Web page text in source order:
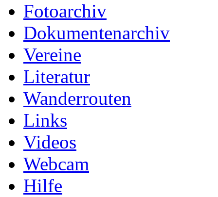
Fotoarchiv
Dokumentenarchiv
Vereine
Literatur
Wanderrouten
Links
Videos
Webcam
Hilfe